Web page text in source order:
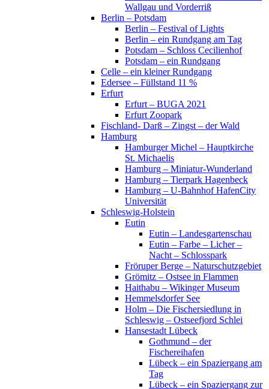
Wallgau und Vorderriß
Berlin – Potsdam
Berlin – Festival of Lights
Berlin – ein Rundgang am Tag
Potsdam – Schloss Cecilienhof
Potsdam – ein Rundgang
Celle – ein kleiner Rundgang
Edersee – Füllstand 11 %
Erfurt
Erfurt – BUGA 2021
Erfurt Zoopark
Fischland- Darß – Zingst – der Wald
Hamburg
Hamburger Michel – Hauptkirche
St. Michaelis
Hamburg – Miniatur-Wunderland
Hamburg – Tierpark Hagenbeck
Hamburg – U-Bahnhof HafenCity
Universität
Schleswig-Holstein
Eutin
Eutin – Landesgartenschau
Eutin – Farbe – Licher –
Nacht – Schlosspark
Fröruper Berge – Naturschutzgebiet
Grömitz – Ostsee in Flammen
Haithabu – Wikinger Museum
Hemmelsdorfer See
Holm – Die Fischersiedlung in
Schleswig – Ostseefjord Schlei
Hansestadt Lübeck
Gothmund – der
Fischereihafen
Lübeck – ein Spaziergang am
Tag
Lübeck – ein Spaziergang zur